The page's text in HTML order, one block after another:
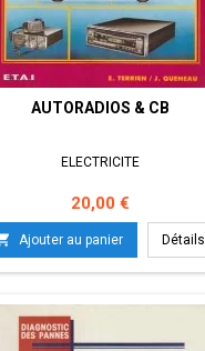
AUTORADIOS & CB
ELECTRICITE
Prix
20,00 €
Ajouter au panier Détails